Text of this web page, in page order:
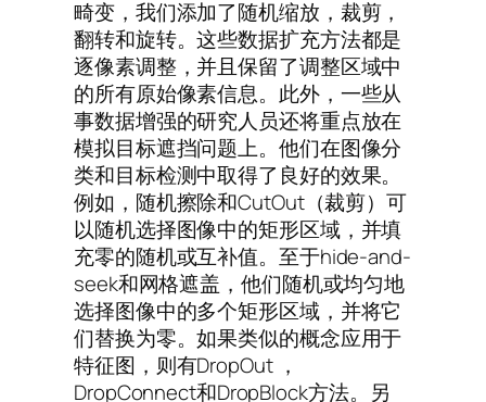
畸变，我们添加了随机缩放，裁剪，
翻转和旋转。这些数据扩充方法都是
逐像素调整，并且保留了调整区域中
的所有原始像素信息。此外，一些从
事数据增强的研究人员还将重点放在
模拟目标遮挡问题上。他们在图像分
类和目标检测中取得了良好的效果。
例如，随机擦除和CutOut（裁剪）可
以随机选择图像中的矩形区域，并填
充零的随机或互补值。至于hide-and-
seek和网格遮盖，他们随机或均匀地
选择图像中的多个矩形区域，并将它
们替换为零。如果类似的概念应用于
特征图，则有DropOut ，
DropConnect和DropBlock方法。另